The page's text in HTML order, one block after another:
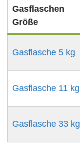
Gasflaschen
Größe
Gasflasche 5 kg
Gasflasche 11 kg
Gasflasche 33 kg